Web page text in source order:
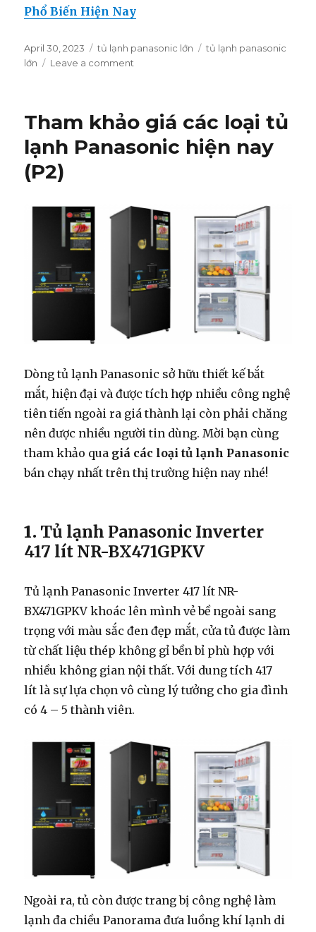
Phổ Biến Hiện Nay
Posted
on
April 30, 2023 Categories
tủ lạnh panasonic lớn Tags
tủ lạnh panasonic
lớn
Leave a comment
Lạnh
Panasonic
Lớn
Nay
Tham khảo giá các loại tủ
lạnh Panasonic hiện nay
(P2)
Dòng tủ lạnh Panasonic sở hữu thiết kế bắt
mắt, hiện đại và được tích hợp nhiều công nghệ
tiên tiến ngoài ra giá thành lại còn phải chăng
nên được nhiều người tin dùng. Mời bạn cùng
tham khảo qua giá các loại tủ lạnh Panasonic
bán chạy nhất trên thị trường hiện nay nhé!
1. Tủ lạnh Panasonic Inverter
417 lít NR-BX471GPKV
Tủ lạnh Panasonic Inverter 417 lít NR-
BX471GPKV khoác lên mình vẻ bề ngoài sang
trọng với màu sắc đen đẹp mắt, cửa tủ được làm
từ chất liệu thép không gỉ bền bỉ phù hợp với
nhiều không gian nội thất. Với dung tích 417
lít là sự lựa chọn vô cùng lý tưởng cho gia đình
có 4 – 5 thành viên.
Ngoài ra, tủ còn được trang bị công nghệ làm
lạnh đa chiều Panorama đưa luồng khí lạnh di